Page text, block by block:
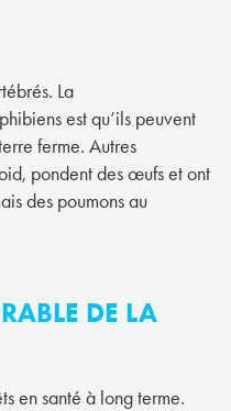
La
est qu’ils peuvent
ferme. Autres
pondent des œufs et ont
des poumons au
DE LA
en santé à long terme.